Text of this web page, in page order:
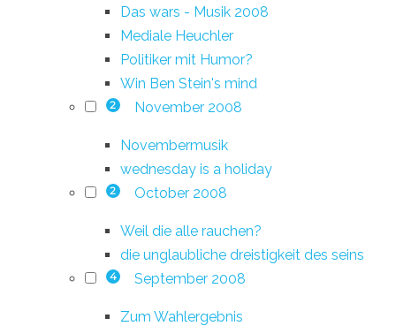
Das wars - Musik 2008
Mediale Heuchler
Politiker mit Humor?
Win Ben Stein's mind
2 November 2008
Novembermusik
wednesday is a holiday
2 October 2008
Weil die alle rauchen?
die unglaubliche dreistigkeit des seins
4 September 2008
Zum Wahlergebnis